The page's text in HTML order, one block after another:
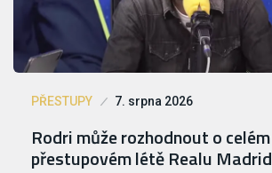
PŘESTUPY 7. srpna 2026
Rodri může rozhodnout o celém
přestupovém létě Realu Madrid